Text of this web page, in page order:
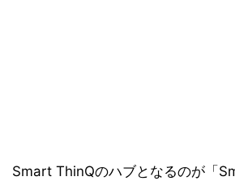
Smart ThinQのハブとなるのが「